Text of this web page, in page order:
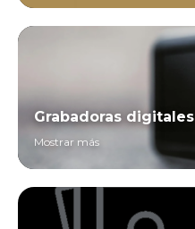
Grabadoras digitales
Mostrar más